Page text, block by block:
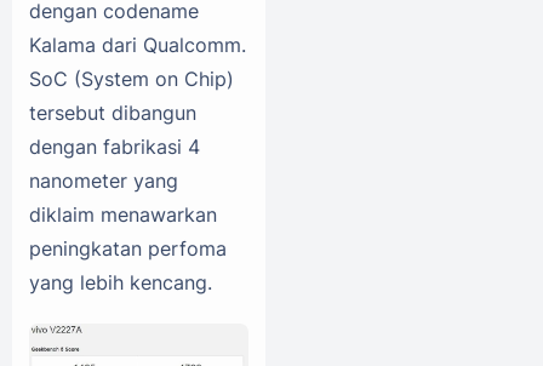
dengan codename
Kalama dari Qualcomm.
SoC (System on Chip)
tersebut dibangun
dengan fabrikasi 4
nanometer yang
diklaim menawarkan
peningkatan perfoma
yang lebih kencang.